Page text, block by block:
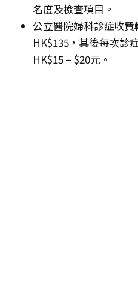
名度及檢查項目。
公立醫院婦科診症收
HK$135，其後每次診
HK$15 – $20元。